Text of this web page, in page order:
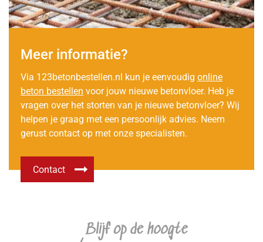
Meer informatie?
Via 123betonbestellen.nl kun je eenvoudig online
beton bestellen voor jouw nieuwe betonvloer. Heb je
vragen over het storten van je nieuwe betonvloer? Wij
helpen je graag met een persoonlijk advies. Neem
gerust contact op met onze specialisten.
Contact